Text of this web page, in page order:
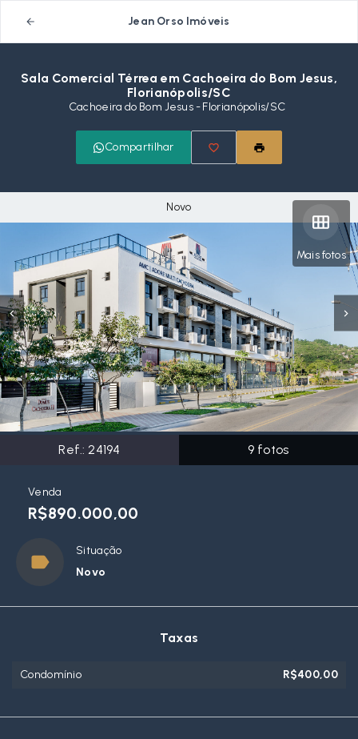
Jean Orso Imóveis
Sala Comercial Térrea em Cachoeira do Bom Jesus,
Florianópolis/SC
Cachoeira do Bom Jesus - Florianópolis/SC
Compartilhar
Mais fotos
Ref.: 24194 9 fotos
Novo
Venda
R$890.000,00
Situação
Novo
Taxas
Condomínio R$400,00